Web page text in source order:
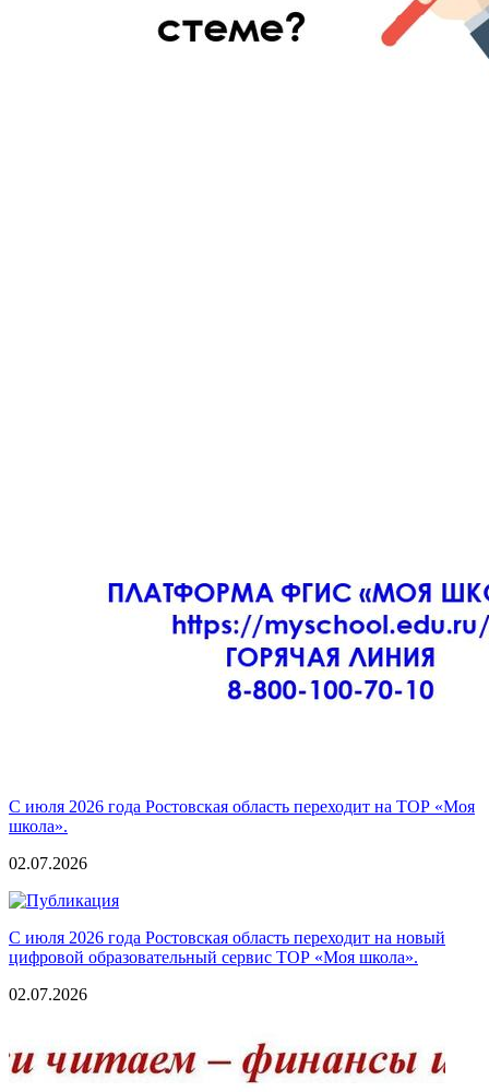
С июля 2026 года Ростовская область переходит на ТОР «Моя
школа».
02.07.2026
С июля 2026 года Ростовская область переходит на новый
цифровой образовательный сервис ТОР «Моя школа».
02.07.2026